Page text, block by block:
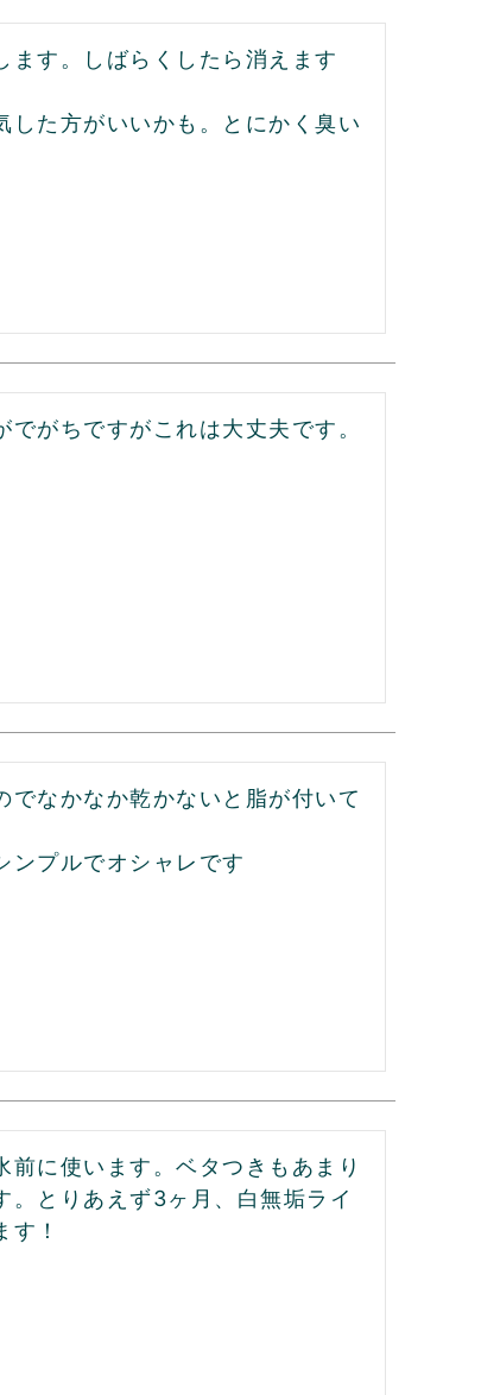
ます。しばらくしたら消えます
た方がいいかも。とにかく臭い
がちですがこれは大丈夫です。
なかなか乾かないと脂が付いて
ンプルでオシャレです
に使います。ベタつきもあまり
。とりあえず3ヶ月、白無垢ライ
！